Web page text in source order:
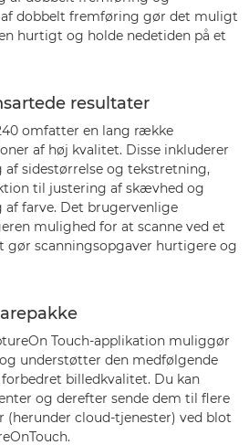
dobbelt fremføring gør det muligt
hurtigt og holde nedetiden på et
resultater
omfatter en lang række
af høj kvalitet. Disse inkluderer
sidestørrelse og tekstretning,
til justering af skævhed og
farve. Det brugervenlige
mulighed for at scanne ved et
gør scanningsopgaver hurtigere og
Touch-applikation muliggør
understøtter den medfølgende
billedkvalitet. Du kan
og derefter sende dem til flere
(herunder cloud-tjenester) ved blot